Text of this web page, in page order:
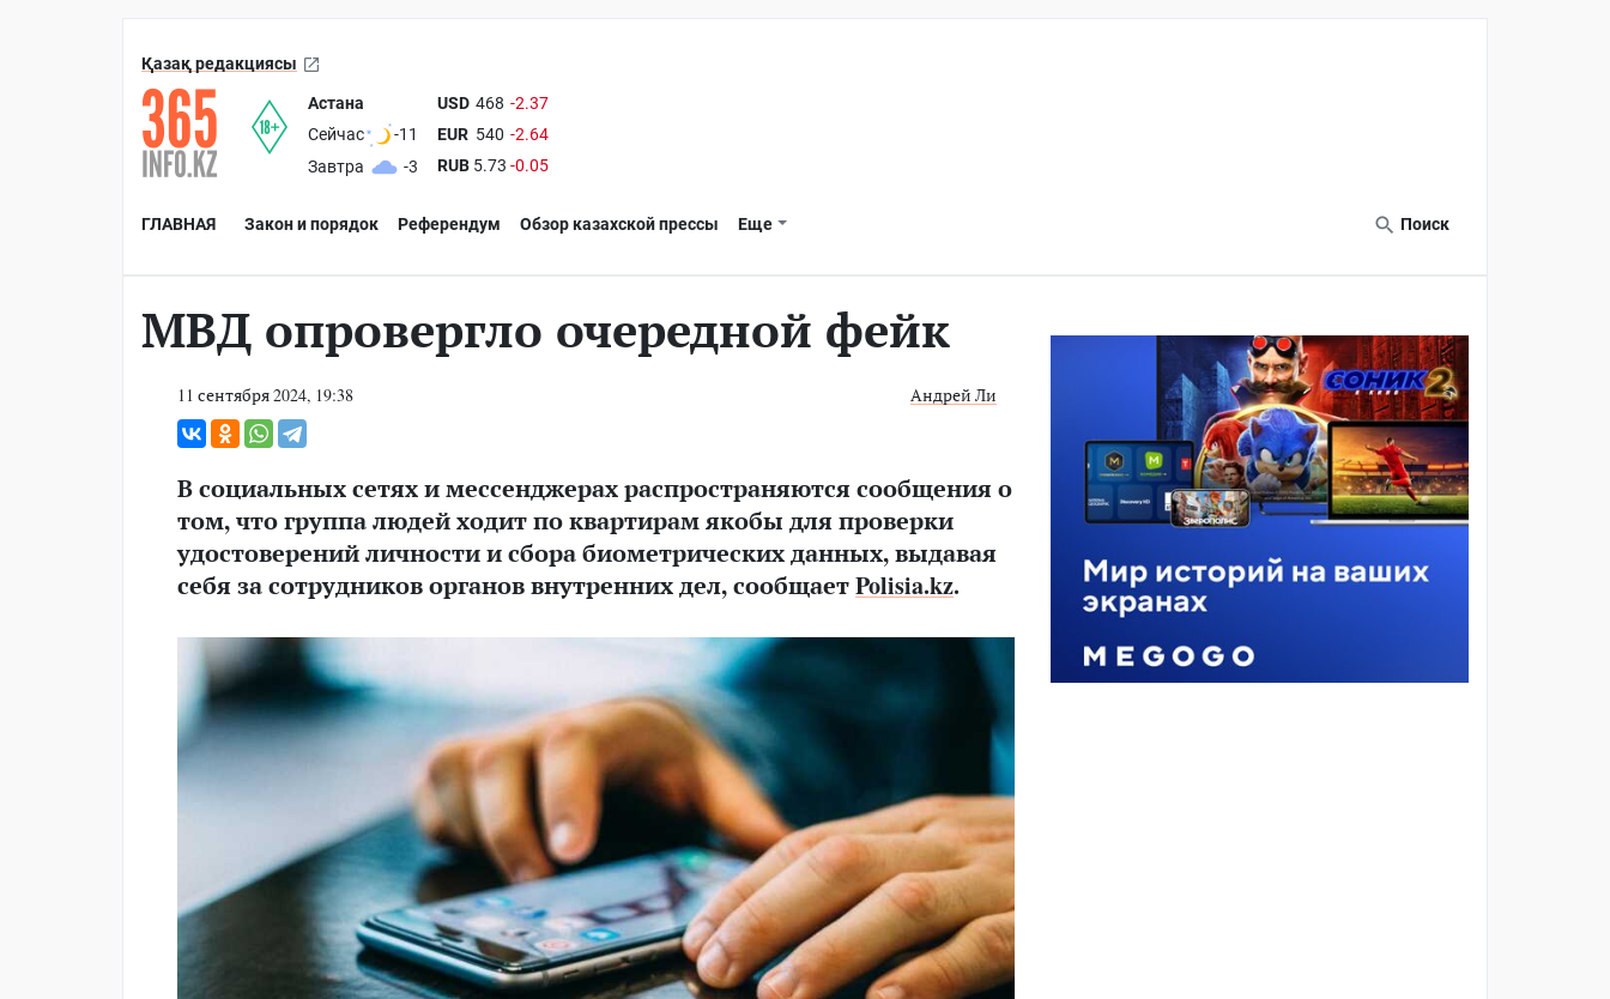
Қазақ редакциясы
Астана
Сейчас
-11
Завтра
-3
USD 468 -2.37
EUR 540 -2.64
RUB 5.73 -0.05
ГЛАВНАЯ Закон и порядок Референдум Обзор казахской прессы Еще Поиск
МВД опровергло очередной фейк
11 сентября 2024, 19:38 Андрей Ли
В социальных сетях и мессенджерах распространяются сообщения о
том, что группа людей ходит по квартирам якобы для проверки
удостоверений личности и сбора биометрических данных, выдавая
себя за сотрудников органов внутренних дел, сообщаетPolisia.kz.